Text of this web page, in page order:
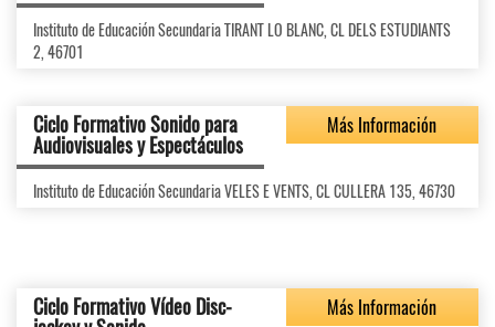
Instituto de Educación Secundaria TIRANT LO BLANC, CL DELS ESTUDIANTS
2, 46701
Ciclo Formativo Sonido para
Audiovisuales y Espectáculos
Más Información
Instituto de Educación Secundaria VELES E VENTS, CL CULLERA 135, 46730
Ciclo Formativo Vídeo Disc- Más Información